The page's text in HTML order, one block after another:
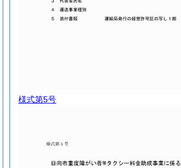
様式第5号